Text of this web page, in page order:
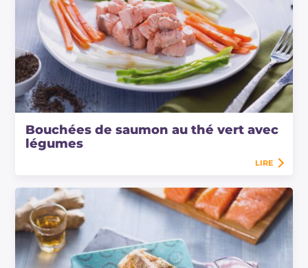
Bouchées de saumon au thé vert avec
légumes
LIRE